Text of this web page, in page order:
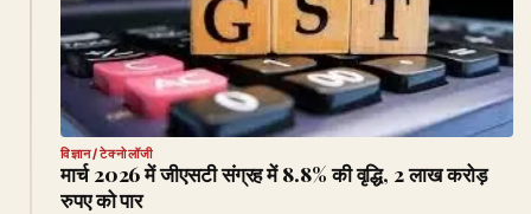
विज्ञान/टेक्नोलॉजी
मार्च 2026 में जीएसटी संग्रह में 8.8% की वृद्धि, 2 लाख करोड़
रुपए को पार